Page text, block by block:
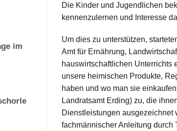
im
Die Kinder und Jugendlichen
kennenzulernen und Interesse
Um dies zu unterstützen,
Amt für Ernährung,
hauswirtschaftlichen Unterrichts
unsere heimischen Produkte,
haben und wo man sie
Landratsamt Erding) zu, die
Dienstleistungen ausgezeichnet
fachmännischer Anleitung durch